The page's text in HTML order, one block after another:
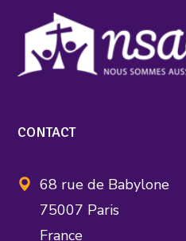
CONTACT
68 rue de Babylone
75007 Paris
France